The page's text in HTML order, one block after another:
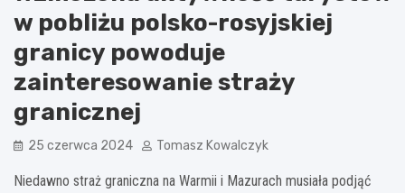
w pobliżu polsko-rosyjskiej
granicy powoduje
zainteresowanie straży
granicznej
25 czerwca 2024 Tomasz Kowalczyk
Niedawno straż graniczna na Warmii i Mazurach musiała podjąć